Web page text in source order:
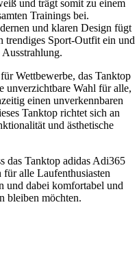
und trägt somit zu einem
Trainings bei.
und klaren Design fügt
trendiges Sport-Outfit ein und
Wettbewerbe, das Tanktop
unverzichtbare Wahl für alle,
einen unverkennbaren
Tanktop richtet sich an
und ästhetische
das Tanktop adidas Adi365
alle Laufenthusiasten
und dabei komfortabel und
bleiben möchten.